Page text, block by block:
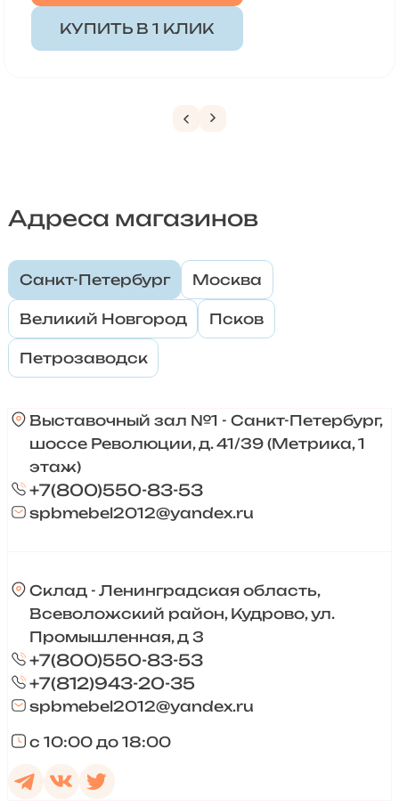
КУПИТЬ В 1 КЛИК
Адреса магазинов
Санкт-Петербург Москва
Великий Новгород Псков
Петрозаводск
Выставочный зал №1 - Санкт-Петербург,
шоссе Революции, д. 41/39 (Метрика, 1
этаж)
+7(800)550-83-53
spbmebel2012@yandex.ru
Склад - Ленинградская область,
Всеволожский район, Кудрово, ул.
Промышленная, д 3
+7(800)550-83-53
+7(812)943-20-35
spbmebel2012@yandex.ru
с 10:00 до 18:00